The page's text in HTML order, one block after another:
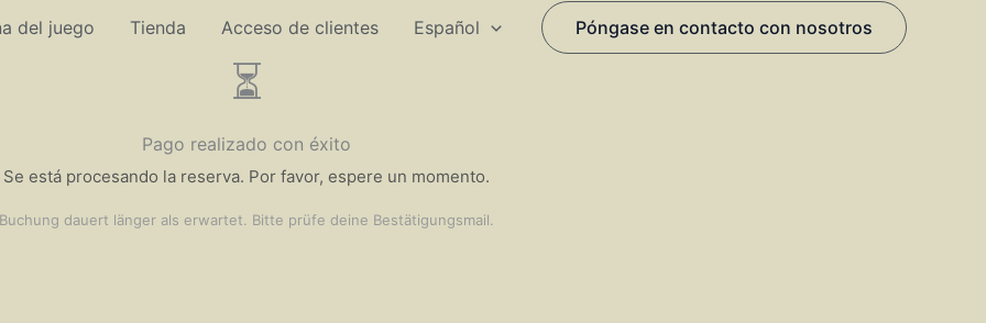
del juego Tienda Acceso de clientes Español Póngase en contacto con nosotros
⏳
Pago realizado con éxito
Se está procesando la reserva. Por favor, espere un momento.
Buchung dauert länger als erwartet. Bitte prüfe deine Bestätigungsmail.